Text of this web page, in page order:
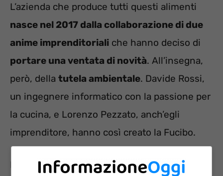
L’azienda che produce tutti questi alimenti
nasce nel 2017 dalla collaborazione di due
anime imprenditoriali che hanno deciso di
portare una ventata di novità. All’insegna,
però, della tutela ambientale. Davide Rossi,
un ingegnere informatico con la passione per
la cucina, e Lorenzo Pezzato, anch’egli
imprenditore, hanno così creato la Fucibo.
Nel lorosito Internetpossiamo trovare il